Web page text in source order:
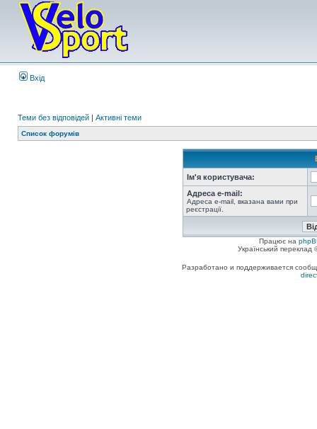
Вхід
Теми без відповідей | Активні теми
Список форумів
Ім'я користувача:
Адреса e-mail:
Адреса e-mail, вказана вами при
реєстрації.
Працює на
Український
Разработано и поддерживается